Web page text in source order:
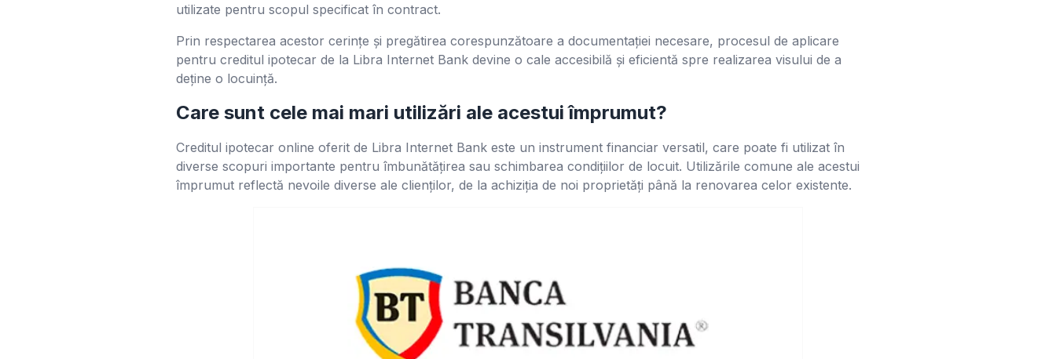
utilizate pentru scopul specificat în contract.
Prin respectarea acestor cerințe și pregătirea corespunzătoare a documentației necesare, procesul de aplicare
pentru creditul ipotecar de la Libra Internet Bank devine o cale accesibilă și eficientă spre realizarea visului de a
deține o locuință.
Care sunt cele mai mari utilizări ale acestui împrumut?
Creditul ipotecar online oferit de Libra Internet Bank este un instrument financiar versatil, care poate fi utilizat în
diverse scopuri importante pentru îmbunătățirea sau schimbarea condițiilor de locuit. Utilizările comune ale acestui
împrumut reflectă nevoile diverse ale clienților, de la achiziția de noi proprietăți până la renovarea celor existente.